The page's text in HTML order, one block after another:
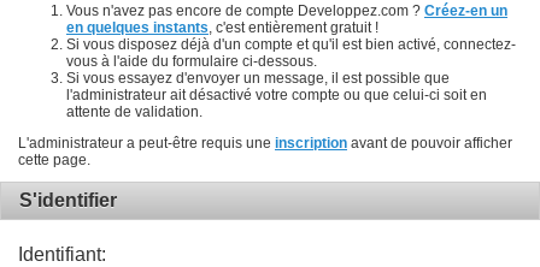
Vous n'avez pas encore de compte Developpez.com ? Créez-en un
en quelques instants , c'est entièrement gratuit !
Si vous disposez déjà d'un compte et qu'il est bien activé, connectez-
vous à l'aide du formulaire ci-dessous.
Si vous essayez d'envoyer un message, il est possible que
l'administrateur ait désactivé votre compte ou que celui-ci soit en
attente de validation.
L'administrateur a peut-être requis une inscription avant de pouvoir afficher
cette page.
S'identifier
Identifiant: